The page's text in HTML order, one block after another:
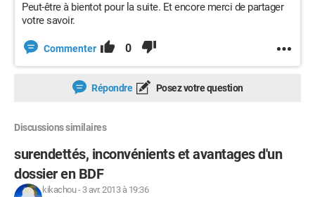
Peut-être à bientot pour la suite. Et encore merci de partager
votre savoir.
Commenter 0
Répondre Posez votre question
Discussions similaires
surendettés, inconvénients et avantages d'un
dossier en BDF
kikachou- 3 avr. 2013 à 19:36